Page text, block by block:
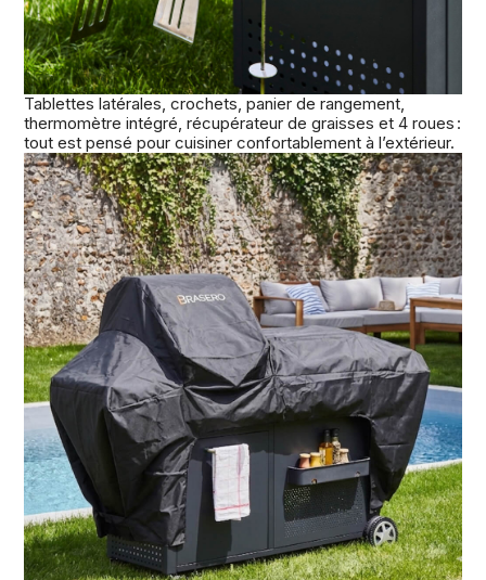
Tablettes latérales, crochets, panier de rangement,
thermomètre intégré, récupérateur de graisses et 4 roues :
tout est pensé pour cuisiner confortablement à l’extérieur.